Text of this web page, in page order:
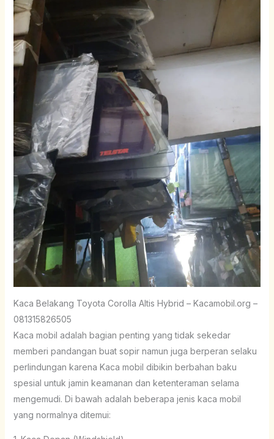
Kaca Belakang Toyota Corolla Altis Hybrid – Kacamobil.org –
081315826505
Kaca mobil adalah bagian penting yang tidak sekedar
memberi pandangan buat sopir namun juga berperan selaku
perlindungan karena Kaca mobil dibikin berbahan baku
spesial untuk jamin keamanan dan ketenteraman selama
mengemudi. Di bawah adalah beberapa jenis kaca mobil
yang normalnya ditemui: